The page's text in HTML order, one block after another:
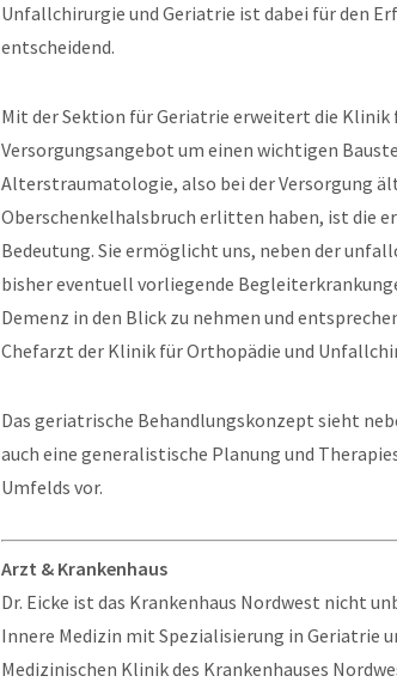
Unfallchirurgie und Geriatrie ist dabei für den
entscheidend.
Mit der Sektion für Geriatrie erweitert die
Versorgungsangebot um einen wichtigen
Alterstraumatologie, also bei der Versorgung
Oberschenkelhalsbruch erlitten haben, ist die
Bedeutung. Sie ermöglicht uns, neben der
bisher eventuell vorliegende
Demenz in den Blick zu nehmen und
Chefarzt der Klinik für Orthopädie und
Das geriatrische Behandlungskonzept sieht
auch eine generalistische Planung und
Umfelds vor.
Arzt & Krankenhaus
Dr. Eicke ist das Krankenhaus Nordwest nicht
Innere Medizin mit Spezialisierung in Geriatrie
Medizinischen Klinik des Krankenhauses